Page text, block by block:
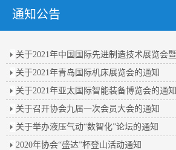
通知公告
关于2021年青岛国际机床展览会的通知
关于2021年亚太国际智能装备博览会的通知
关于召开协会九届一次会员大会的通知
关于举办液压气动“数智化”论坛的通知
2020年协会“盛达”杯登山活动通知